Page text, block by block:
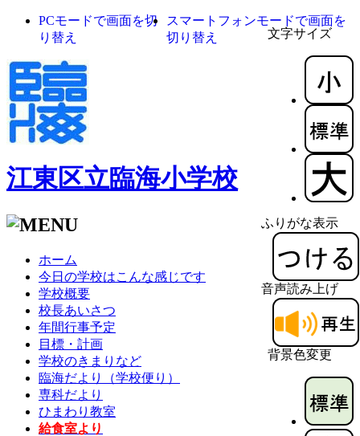
文字サイズ
ふりがな表示
音声読み上げ
背景色変更
PCモードで画面を切
り替え
スマートフォンモードで画面を
切り替え
江東区立臨海小学校
ホーム
今日の学校はこんな感じです
学校概要
校長あいさつ
年間行事予定
目標・計画
学校のきまりなど
臨海だより（学校便り）
専科だより
ひまわり教室
給食室より